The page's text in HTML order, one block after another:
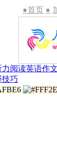
●首页 ●
力阅读英语作文
技巧